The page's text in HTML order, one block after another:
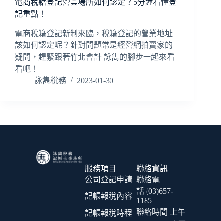
電商稅籍登記營業場所如何認定？5分鐘看懂登
記重點！
電商稅籍登記新制來臨，稅籍登記的營業地址
該如何認定呢？針對問題常是經營網拍賣家的
疑問，趕緊跟著竹北會計 詠雋的腳步一起來看
看吧！
詠雋稅務
2023-01-30
服務項目
公司登記申請
記帳報稅內容
記帳報稅時程
聯絡資訊
聯絡電
話 (03)657-
1185
聯絡時間 上午